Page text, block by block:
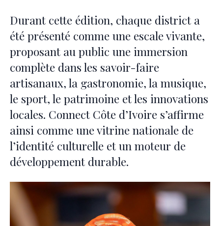
Durant cette édition, chaque district a
été présenté comme une escale vivante,
proposant au public une immersion
complète dans les savoir-faire
artisanaux, la gastronomie, la musique,
le sport, le patrimoine et les innovations
locales. Connect Côte d’Ivoire s’affirme
ainsi comme une vitrine nationale de
l’identité culturelle et un moteur de
développement durable.